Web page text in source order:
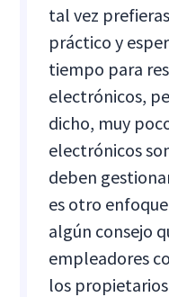
tal vez
práctico y
tiempo para
electrónicos,
dicho, muy
electrónicos
deben
es otro
algún consejo
empleadores
los